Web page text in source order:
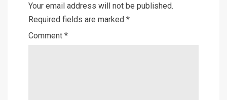
Your email address will not be published.
Required fields are marked *
Comment *